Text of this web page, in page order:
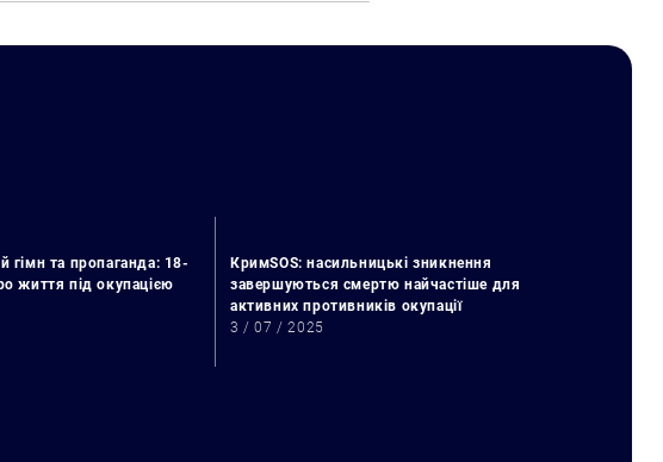
гімн та пропаганда: 18-
життя під окупацією
КримSOS: насильницькі зникнення
завершуються смертю найчастіше для
активних противників окупації
3 / 07 / 2025